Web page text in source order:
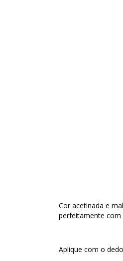
Cor acetinada e
perfeitamente com
Aplique com o